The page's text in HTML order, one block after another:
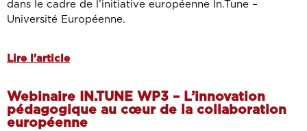
dans le cadre de l’initiative européenne In.Tune –
Université Européenne.
Lire l'article
Webinaire IN.TUNE WP3 – L’innovation
pédagogique au cœur de la collaboration
européenne